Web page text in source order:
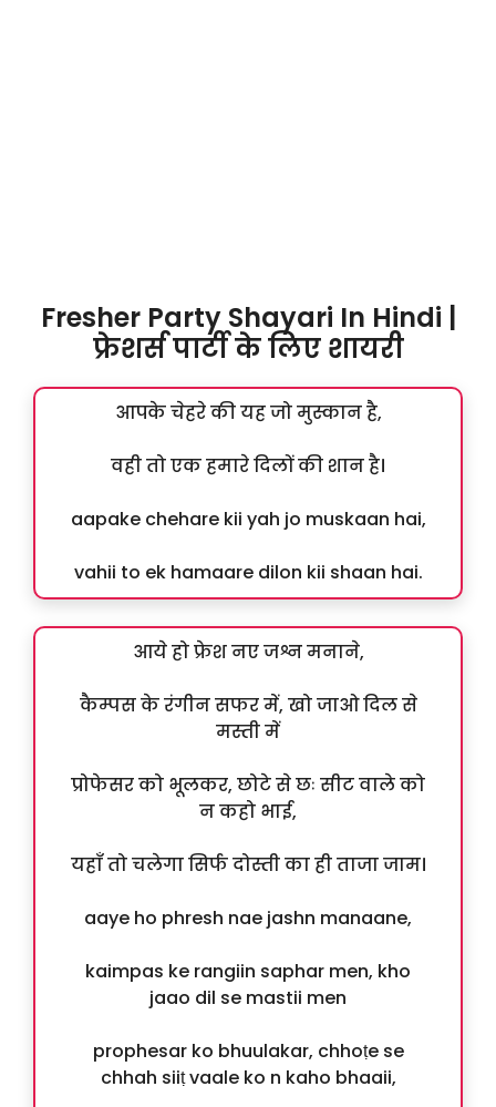
Fresher Party Shayari In Hindi |
फ्रेशर्स पार्टी के लिए शायरी
आपके चेहरे की यह जो मुस्कान है,
वही तो एक हमारे दिलों की शान है।
aapake chehare kii yah jo muskaan hai,
vahii to ek hamaare dilon kii shaan hai.
आये हो फ्रेश नए जश्न मनाने,
कैम्पस के रंगीन सफर में, खो जाओ दिल से
मस्ती में
प्रोफेसर को भूलकर, छोटे से छः सीट वाले को
न कहो भाई,
यहाँ तो चलेगा सिर्फ दोस्ती का ही ताजा जाम।
aaye ho phresh nae jashn manaane,
kaimpas ke rangiin saphar men, kho
jaao dil se mastii men
prophesar ko bhuulakar, chhoṭe se
chhah siiṭ vaale ko n kaho bhaaii,